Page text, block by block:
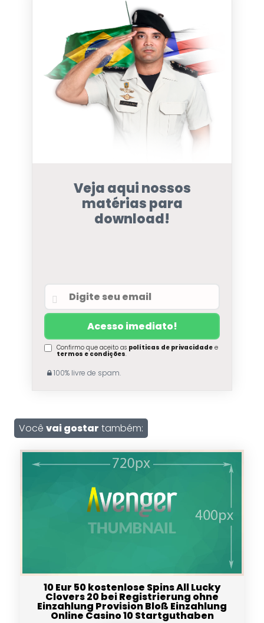
Veja aqui nossos
matérias para
download!
Confirmo que aceito as políticas de privacidadee
termos e condições.
100% livre de spam.
Você vai gostar também:
10 Eur 50 kostenlose Spins All Lucky
Clovers 20 bei Registrierung ohne
Einzahlung Provision Bloß Einzahlung
Online Casino 10 Startguthaben